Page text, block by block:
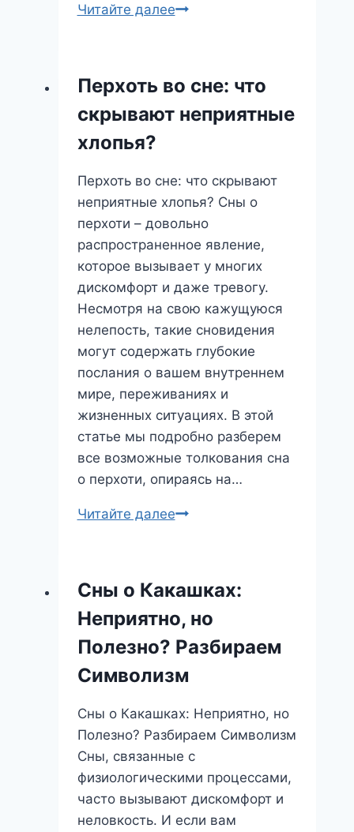
Читайте далееСон
он
значит
его
расшифровать?
Перхоть во сне: что
скрывают неприятные
хлопья?
Перхоть во сне: что скрывают
неприятные хлопья? Сны о
перхоти – довольно
распространенное явление,
которое вызывает у многих
дискомфорт и даже тревогу.
Несмотря на свою кажущуюся
нелепость, такие сновидения
могут содержать глубокие
послания о вашем внутреннем
мире, переживаниях и
жизненных ситуациях. В этой
статье мы подробно разберем
все возможные толкования сна
о перхоти, опираясь на…
Читайте далееПерхоть
скрывают
неприятные
хлопья?
Сны о Какашках:
Неприятно, но
Полезно? Разбираем
Символизм
Сны о Какашках: Неприятно, но
Полезно? Разбираем Символизм
Сны, связанные с
физиологическими процессами,
часто вызывают дискомфорт и
неловкость. И если вам